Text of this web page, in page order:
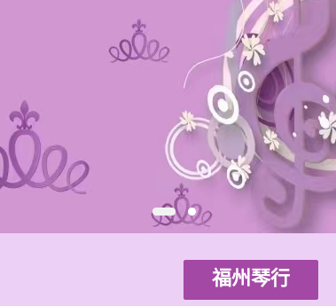
福州琴行